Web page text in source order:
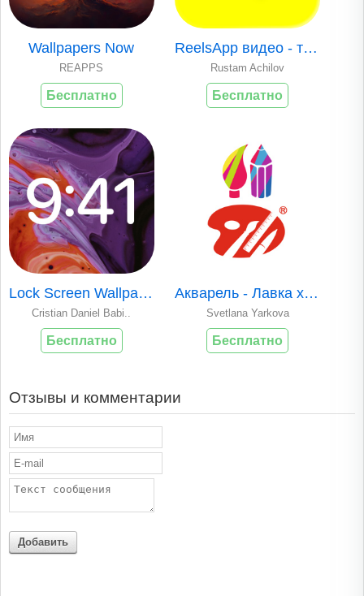
Wallpapers Now
REAPPS
Бесплатно
ReelsApp видео - тренды reels
Rustam Achilov
Бесплатно
Lock Screen Wallpapers +
Cristian Daniel Babi..
Бесплатно
Акварель - Лавка художника
Svetlana Yarkova
Бесплатно
Отзывы и комментарии
Добавить